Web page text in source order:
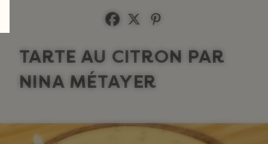
TARTE AU CITRON PAR
NINA MÉTAYER